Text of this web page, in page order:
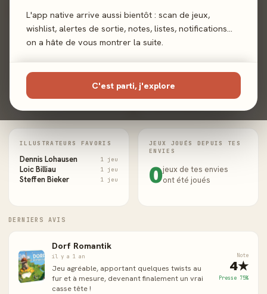
L'app native arrive aussi bientôt : scan de jeux,
wishlist, alertes de sortie, notes, listes, notifications…
on a hâte de vous montrer la suite.
C'est parti, j'explore
MÉCANIQUES LES PLUS
JOUÉES
Gestion de Main
AUTEURS FAVORIS
Mathias Wigge
JOUÉS
Super Meeple
ILLUSTRATEURS FAVORIS
Dennis Lohausen 1 jeu
Loic Billiau 1 jeu
Steffen Bieker 1 jeu
JEUX JOUÉS DEPUIS TES
ENVIES
0jeux de tes envies
ont été joués
DERNIERS AVIS
Dorf Romantik
il y a 1 an
Jeu agréable, apportant quelques twists au
fur et à mesure, devenant finalement un vrai
casse tête !
Note
4★
Presse 75%